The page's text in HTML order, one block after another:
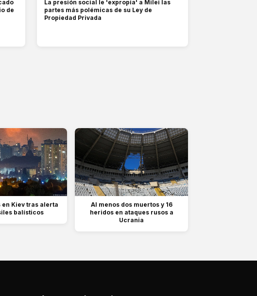
de
La presión social le 'expropia' a Milei las
partes más polémicas de su Ley de
Propiedad Privada
en Kiev tras alerta
balísticos
Al menos dos muertos y 16
heridos en ataques rusos a
Ucrania